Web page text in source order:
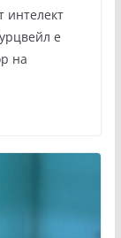
интелект
е
на